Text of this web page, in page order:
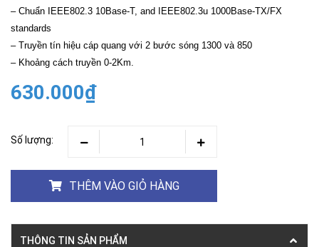
– Chuẩn IEEE802.3 10Base-T, and IEEE802.3u 1000Base-TX/FX
standards
– Truyền tín hiệu cáp quang với 2 bước sóng 1300 và 850
– Khoảng cách truyền 0-2Km.
630.000₫
Số lượng:
THÊM VÀO GIỎ HÀNG
THÔNG TIN SẢN PHẨM